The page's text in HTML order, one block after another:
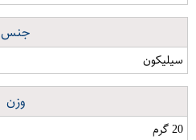
جنس
سیلیکون
وزن
20 گرم